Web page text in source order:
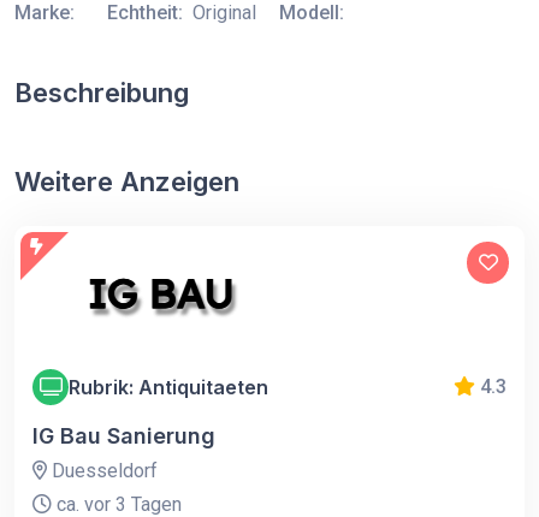
Marke: Echtheit: Original Modell:
Beschreibung
Weitere Anzeigen
Rubrik: Antiquitaeten 4.3
IG Bau Sanierung
Duesseldorf
ca. vor 3 Tagen